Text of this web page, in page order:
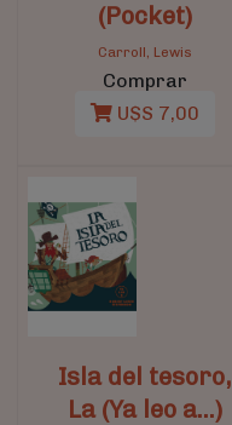
(Pocket)
Carroll, Lewis
Comprar
U$S 7,00
Isla del tesoro,
La (Ya leo a...)